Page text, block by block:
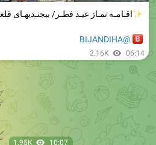
@BIJANDIHA
1.95K 10:07